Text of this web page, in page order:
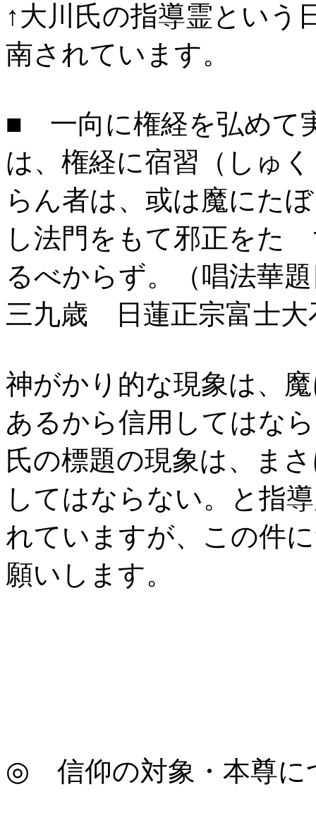
↑大川氏の指導霊という
南されています。
■ 一向に権経を弘めて
は、権経に宿習（しゅ
らん者は、或は魔にた
し法門をもて邪正をた
るべからず。（唱法
三九歳 日蓮正宗富士
神がかり的な現象は、
あるから信用してはな
氏の標題の現象は、ま
してはならない。と指
れていますが、この件
願いします。
◎ 信仰の対象・本尊に